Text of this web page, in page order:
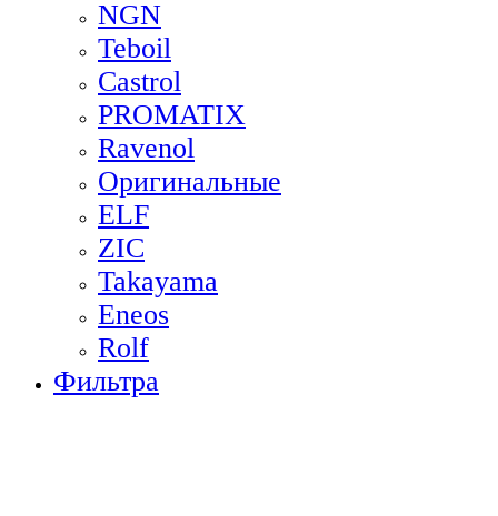
NGN
Teboil
Castrol
PROMATIX
Ravenol
Оригинальные
ELF
ZIC
Takayama
Eneos
Rolf
Фильтра